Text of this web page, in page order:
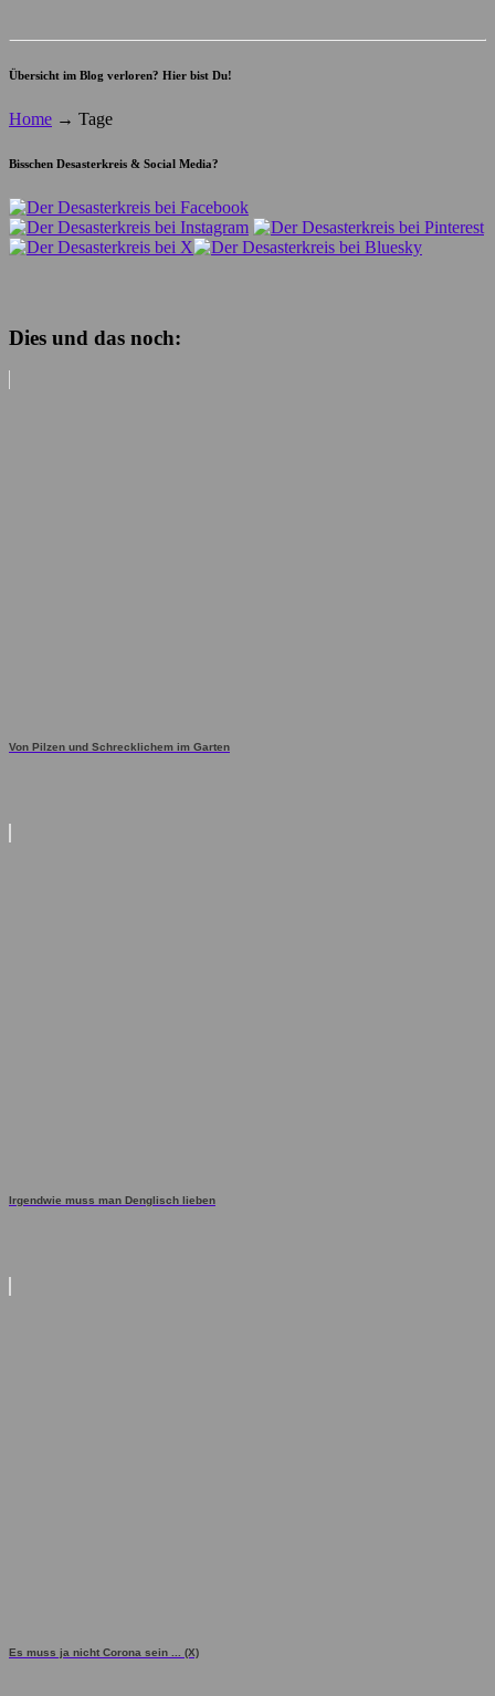
Übersicht im Blog verloren? Hier bist Du!
Home → Tage
Bisschen Desasterkreis & Social Media?
Dies und das noch:
Von Pilzen und Schrecklichem im Garten
Irgendwie muss man Denglisch lieben
Es muss ja nicht Corona sein ... (X)